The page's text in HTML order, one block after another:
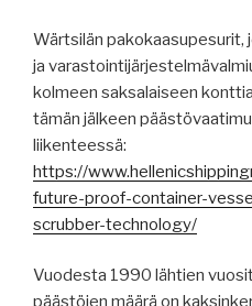
Wärtsilän
ja
kolmeen saksalaiseen
tämän jälkeen
liikenteessä:
https://
future-proof-container-
scrubber-technology/
Vuodesta 1990 lähtien
päästöjen määrä on